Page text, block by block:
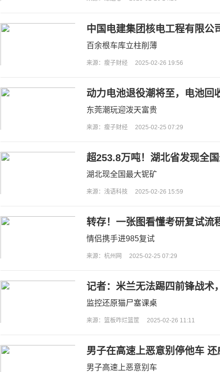
中国电建集团核电工程有限公
利，提升施工效率
百余根车库立柱削薄
来源：瘦子财经 2025-02-26 19:56
动力电池退役潮将至，电池回
东莞潮玩迎泼天富贵
来源：瘦子财经 2025-02-25 07:29
超253.8万吨！湖北省发现全
湖北现全国最大铌矿
来源：浅语科技 2025-02-26 15:59
转存！一张图看懂考研复试流
情侣携手进985复试
来源：杭州网 2025-02-25 07:29
记者：米兰无法踢四前锋战术
如皮奥利
监控还原猫尸塞课桌
来源：篮板咋烂篮筐 2025-02-26 11:11
男子在高速上恶意别停他车
怒：官方通报
男子高速上恶意别车